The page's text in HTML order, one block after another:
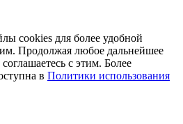
cookies для более удобной
Продолжая любое дальнейшее
с этим. Более
в Политики использования